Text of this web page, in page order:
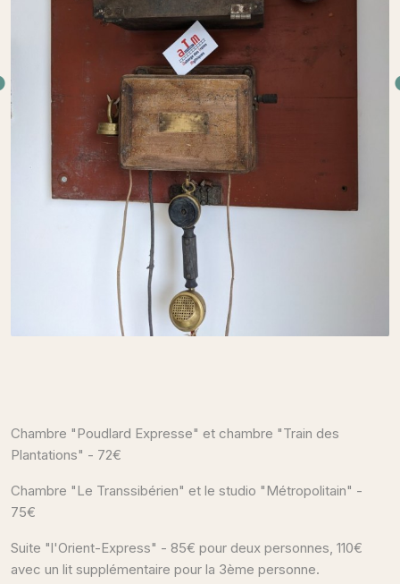
Chambre "Poudlard Expresse" et chambre "Train des
Plantations" - 72€
Chambre "Le Transsibérien" et le studio "Métropolitain" -
75€
Suite "l'Orient-Express" - 85€ pour deux personnes, 110€
avec un lit supplémentaire pour la 3ème personne.